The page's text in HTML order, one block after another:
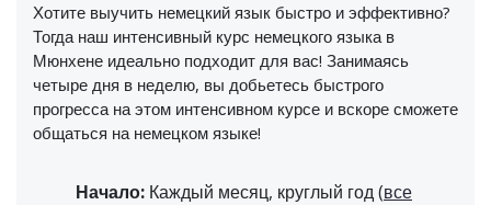
Хотите выучить немецкий язык быстро и эффективно?
Тогда наш интенсивный курс немецкого языка в
Мюнхене идеально подходит для вас! Занимаясь
четыре дня в неделю, вы добьетесь быстрого
прогресса на этом интенсивном курсе и вскоре сможете
общаться на немецком языке!
Начало: Каждый месяц, круглый год (все